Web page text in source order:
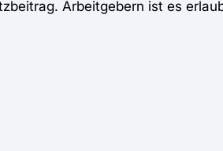
Arbeitgebern ist es